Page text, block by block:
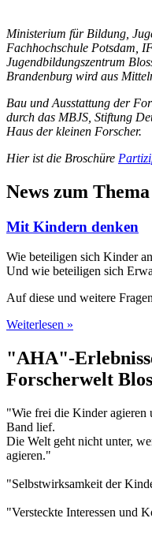
Ministerium für Bildung,
Fachhochschule Potsdam,
Jugendbildungszentrum
Brandenburg wird aus
Bau und Ausstattung der
durch das MBJS, Stiftung
Haus der kleinen Forscher.
Hier ist die Broschüre
News zum Thema
Mit Kindern denken
Wie beteiligen sich Kinder
Und wie beteiligen sich
Auf diese und weitere
Weiterlesen »
"AHA"-
Forscherwelt
"Wie frei die Kinder agieren
Band lief.
Die Welt geht nicht unter,
agieren."
"Selbstwirksamkeit der
"Versteckte Interessen und